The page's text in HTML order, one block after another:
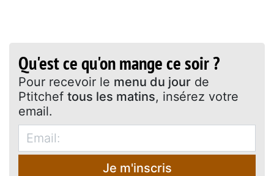
Qu'est ce qu'on mange ce soir ?
Pour recevoir le menu du jour de
Ptitchef tous les matins, insérez votre
email.
Je m'inscris